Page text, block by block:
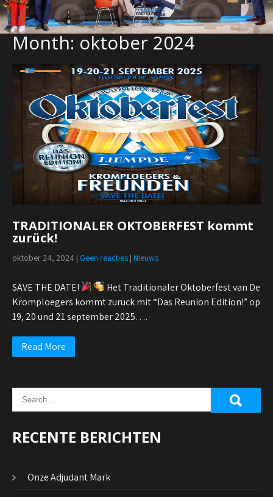
Month:oktober 2024
TRADITIONALER OKTOBERFEST kommt
zurück!
oktober 24, 2024 | Geen reacties | Nieuws
SAVE THE DATE!
Het Traditionaler Oktoberfest van De
Kromploegers kommt zurück mit “Das Reunion Edition!” op
19, 20 und 21 september 2025….
Read More
RECENTE BERICHTEN
Onze Adjudant Mark